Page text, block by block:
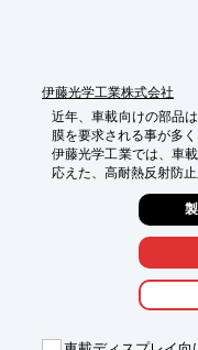
伊藤光学工業株式会社
近年、車載向けの部品
膜を要求される事が多く
伊藤光学工業では、車
応えた、高耐熱反射防
○プラスチック基材：
詳しくはお問い合わせ